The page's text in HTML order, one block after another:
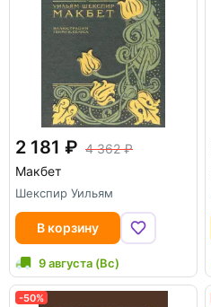
2 181
4 362
Макбет
Шекспир Уильям
В корзину
9 августа (Вс)
-50%